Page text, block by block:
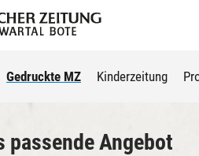
Gedruckte MZ Kinderzeitung
passende Angebot